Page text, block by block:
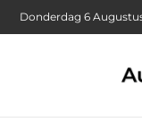
Donderdag 6